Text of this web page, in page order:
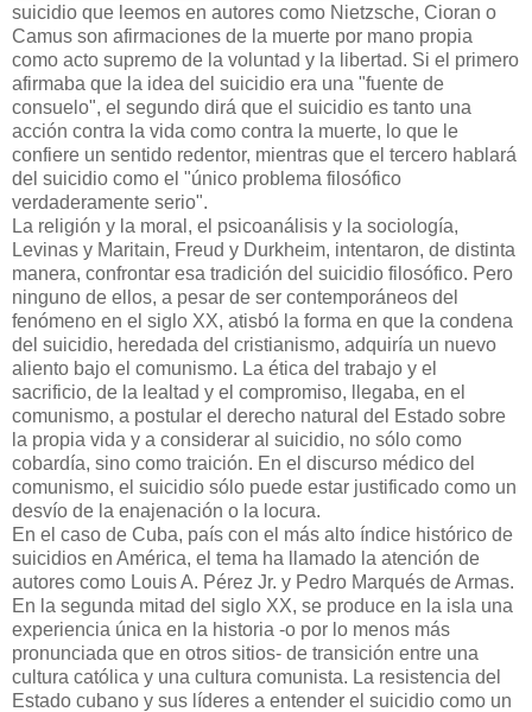
suicidio que leemos en autores como Nietzsche, Cioran o
Camus son afirmaciones de la muerte por mano propia
como acto supremo de la voluntad y la libertad. Si el primero
afirmaba que la idea del suicidio era una "fuente de
consuelo", el segundo dirá que el suicidio es tanto una
acción contra la vida como contra la muerte, lo que le
confiere un sentido redentor, mientras que el tercero hablará
del suicidio como el "único problema filosófico
verdaderamente serio".
La religión y la moral, el psicoanálisis y la sociología,
Levinas y Maritain, Freud y Durkheim, intentaron, de distinta
manera, confrontar esa tradición del suicidio filosófico. Pero
ninguno de ellos, a pesar de ser contemporáneos del
fenómeno en el siglo XX, atisbó la forma en que la condena
del suicidio, heredada del cristianismo, adquiría un nuevo
aliento bajo el comunismo. La ética del trabajo y el
sacrificio, de la lealtad y el compromiso, llegaba, en el
comunismo, a postular el derecho natural del Estado sobre
la propia vida y a considerar al suicidio, no sólo como
cobardía, sino como traición. En el discurso médico del
comunismo, el suicidio sólo puede estar justificado como un
desvío de la enajenación o la locura.
En el caso de Cuba, país con el más alto índice histórico de
suicidios en América, el tema ha llamado la atención de
autores como Louis A. Pérez Jr. y Pedro Marqués de Armas.
En la segunda mitad del siglo XX, se produce en la isla una
experiencia única en la historia -o por lo menos más
pronunciada que en otros sitios- de transición entre una
cultura católica y una cultura comunista. La resistencia del
Estado cubano y sus líderes a entender el suicidio como un